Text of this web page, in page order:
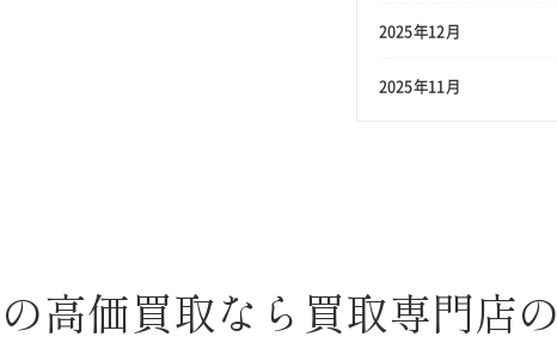
2025年12月
2025年11月
高価買取なら買取専門店の